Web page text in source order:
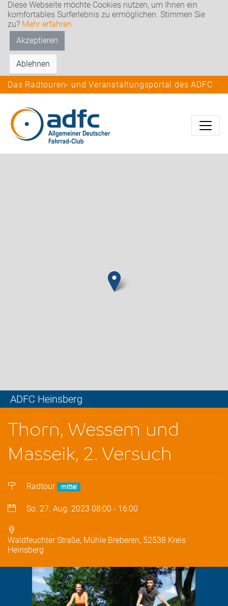
Diese Webseite möchte Cookies nutzen, um Ihnen ein
komfortables Surferlebnis zu ermöglichen. Stimmen Sie
zu? Mehr erfahren
Akzeptieren
Ablehnen
Das Radtouren- und Veranstaltungsportal des ADFC
ADFC Heinsberg
Thorn, Wessem und
Masseik, 2. Versuch
Radtour mittel
So. 27. Aug. 2023 08:00 - 16:00
Waldfeuchter Straße, Mühle Breberen, 52538 Kreis
Heinsberg